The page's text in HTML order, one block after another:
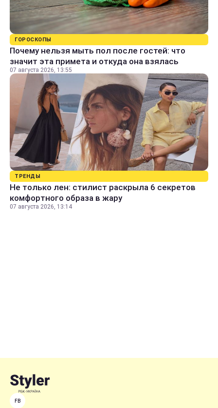
ГОРОСКОПЫ
Почему нельзя мыть пол после гостей: что
значит эта примета и откуда она взялась
07 августа 2026, 13:55
ТРЕНДЫ
Не только лен: стилист раскрыла 6 секретов
комфортного образа в жару
07 августа 2026, 13:14
FB